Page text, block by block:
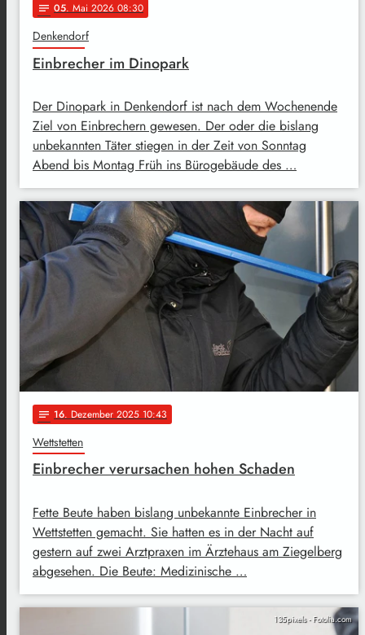
notes 05. Mai 2026 08:30
Denkendorf
Einbrecher im Dinopark
Der Dinopark in Denkendorf ist nach dem Wochenende
Ziel von Einbrechern gewesen. Der oder die bislang
unbekannten Täter stiegen in der Zeit von Sonntag
Abend bis Montag Früh ins Bürogebäude des …
notes 16. Dezember 2025 10:43
Wettstetten
Einbrecher verursachen hohen Schaden
Fette Beute haben bislang unbekannte Einbrecher in
Wettstetten gemacht. Sie hatten es in der Nacht auf
gestern auf zwei Arztpraxen im Ärztehaus am Ziegelberg
abgesehen. Die Beute: Medizinische …
135pixels - Fotolia.com